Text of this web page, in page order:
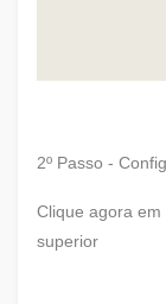
2º Passo -
Clique agora
superior